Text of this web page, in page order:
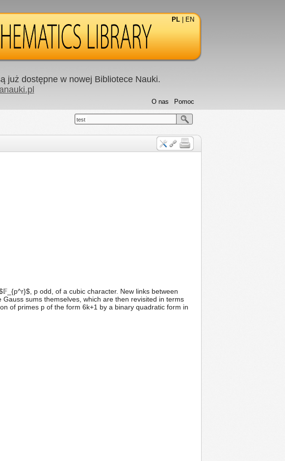
PL EN
już dostępne w nowej Bibliotece Nauki.
Pomoc
O nas
test
p odd, of a cubic character. New links between
sums themselves, which are then revisited in terms
of primes p of the form 6k+1 by a binary quadratic form in